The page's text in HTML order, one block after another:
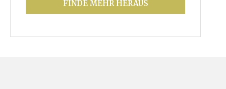
FINDE MEHR HERAUS